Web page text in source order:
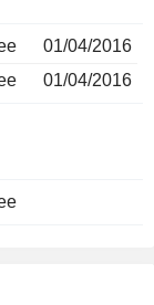
01/04/2016
01/04/2016